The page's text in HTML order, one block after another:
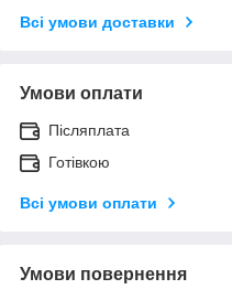
Всі умови доставки
Умови оплати
Післяплата
Готівкою
Всі умови оплати
Умови повернення